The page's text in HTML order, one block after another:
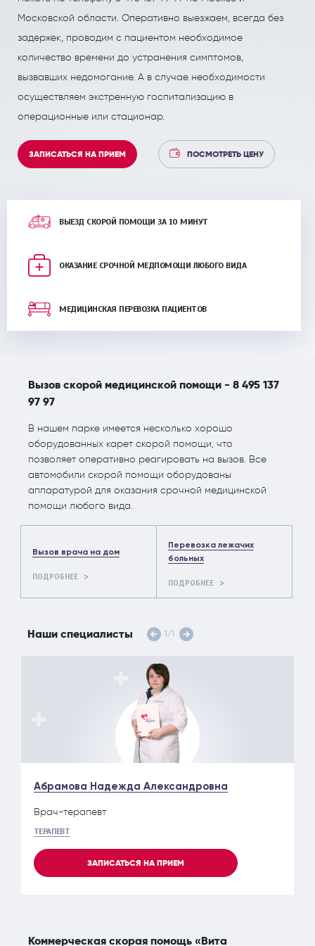
Кинезитерапия (ЛФК)
Колопроктология
Мануальная терапия
Неврология
Онкология
Рефлекторная терапия (рефлексотерапия)
Терапия
Травматология и ортопедия
Физиотерапия
Флебология
Эндокринология
ПОЛЕЗНЫЕ СТАТЬИПОЛЕЗНЫЕ СТАТЬИ
Московской области. Оперативно выезжаем, всегда без
задержек, проводим с пациентом необходимое
количество времени до устранения симптомов,
вызвавших недомогание. А в случае необходимости
осуществляем экстренную госпитализацию в
операционные или стационар.
ЗАПИСАТЬСЯ НА ПРИЕМ ПОСМОТРЕТЬ ЦЕНУ
ВЫЕЗД СКОРОЙ ПОМОЩИ ЗА 10 МИНУТ
ОКАЗАНИЕ СРОЧНОЙ МЕДПОМОЩИ ЛЮБОГО ВИДА
МЕДИЦИНСКАЯ ПЕРЕВОЗКА ПАЦИЕНТОВ
Вызов скорой медицинской помощи - 8 495 137
97 97
В нашем парке имеется несколько хорошо
оборудованных карет скорой помощи, что
позволяет оперативно реагировать на вызов. Все
автомобили скорой помощи оборудованы
аппаратурой для оказания срочной медицинской
помощи любого вида.
Вызов врача на дом
ПОДРОБНЕЕ
Перевозка лежачих
больных
ПОДРОБНЕЕ
Наши специалисты 1 /1
Абрамова Надежда Александровна
Врач-терапевт
ТЕРАПЕВТ
ЗАПИСАТЬСЯ НА ПРИЕМ
Коммерческая скорая помощь «Вита